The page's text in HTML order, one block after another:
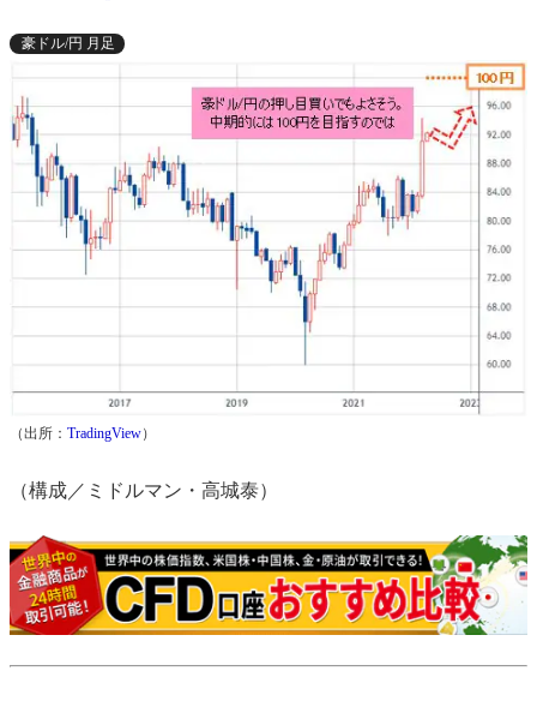
豪ドル/円 月足
（出所： TradingView）
（構成／ミドルマン・高城泰）